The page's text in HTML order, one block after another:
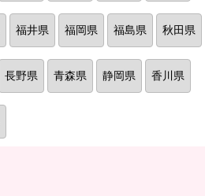
福井県 福岡県 福島県 秋田県
長野県 青森県 静岡県 香川県